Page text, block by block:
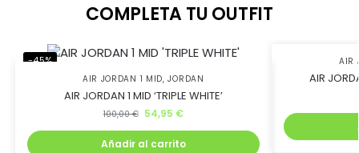
COMPLETA TU OUTFIT
-45%
AIR JORDAN 1 MID,JORDAN
AIR JORDAN 1 MID ‘TRIPLE WHITE’
100,00€ 54,95 €
Añadir al carrito
AIR
AIR